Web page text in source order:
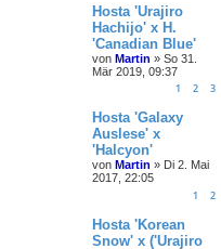
Hosta 'Urajiro
Hachijo' x H.
'Canadian Blue'
von Martin » So 31.
Mär 2019, 09:37
1 2 3
Hosta 'Galaxy
Auslese' x
'Halcyon'
von Martin » Di 2. Mai
2017, 22:05
1 2
Hosta 'Korean
Snow' x ('Urajiro